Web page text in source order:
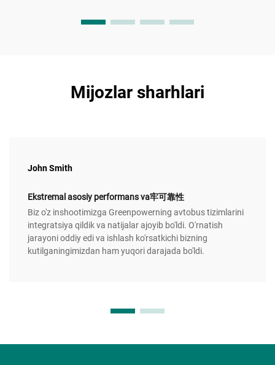
Mijozlar sharhlari
John Smith
Ekstremal asosiy performans va牢可靠性
Biz o'z inshootimizga Greenpowerning avtobus tizimlarini
integratsiya qildik va natijalar ajoyib bo'ldi. O'rnatish
jarayoni oddiy edi va ishlash ko'rsatkichi bizning
kutilganingimizdan ham yuqori darajada bo'ldi.